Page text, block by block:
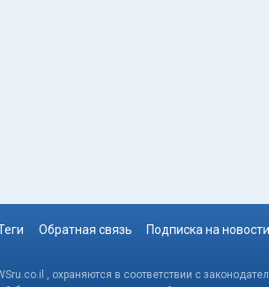
Обратная связь Подписка на
, охраняются в соответствии с